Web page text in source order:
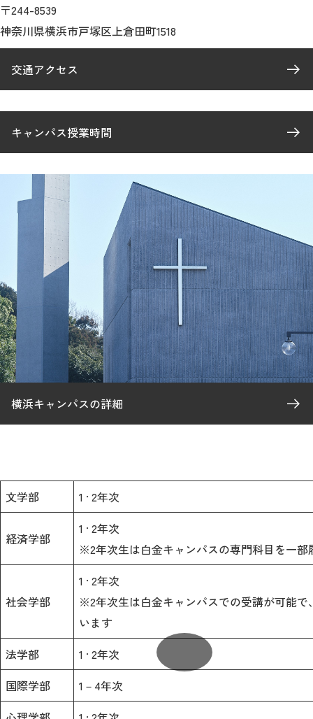
〒244-8539
神奈川県横浜市戸塚区上倉田町1518
交通アクセス
キャンパス授業時間
横浜キャンパスの詳細
文学部 1 · 2年次
経済学部
1 · 2年次
※2年次生は白金キャンパスの専門科目を一部
社会学部
1 · 2年次
※2年次生は白金キャンパスでの受講が可能
います
法学部
1 · 2年次
国際学部
1－4年次